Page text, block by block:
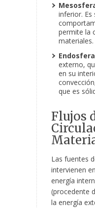
inferior. Es
permite la
materiales.
externo,
en su
que es
Flujos
Las fuentes
intervienen
energía
(procedente
la energía